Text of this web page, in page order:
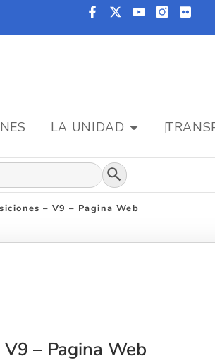
LA UNIDAD
Botón de
– V9 – Pagina Web
– Pagina Web